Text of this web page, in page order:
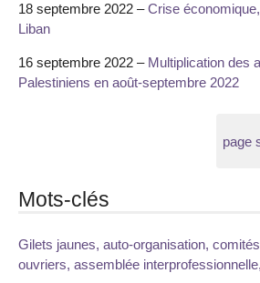
18 septembre 2022 –Crise
Liban
16 septembre 2022 – Multiplication des
Palestiniens en août-septembre 2022
page
Mots-clés
Gilets jaunes, auto-organisation,
ouvriers, assemblée